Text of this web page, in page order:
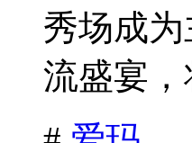
秀场成
流盛宴